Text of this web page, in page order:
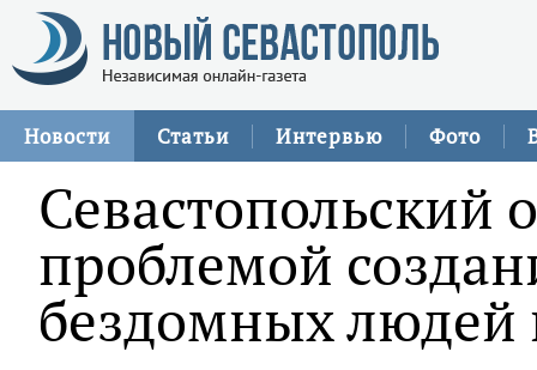
Новости Статьи Интервью Фото
Севастопольский
проблемой
бездомных